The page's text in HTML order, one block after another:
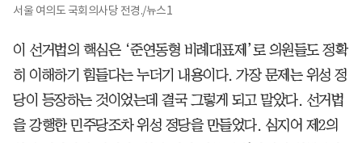
서울 여의도 국회의사당 전경./뉴스1
이 선거법의 핵심은 ‘준연동형 비례대표제’로 의원들도 정확
히 이해하기 힘들다는 누더기 내용이다. 가장 문제는 위성 정
당이 등장하는 것이었는데 결국 그렇게 되고 말았다. 선거법
을 강행한 민주당조차 위성 정당을 만들었다. 심지어 제2의